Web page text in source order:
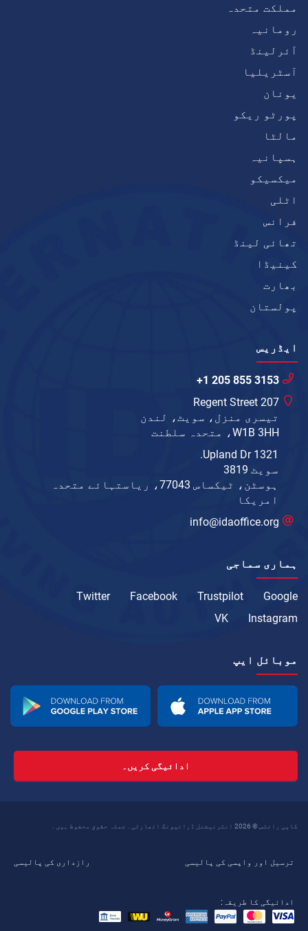
مملکت متحدہ
رومانیہ
آئرلینڈ
آسٹریلیا
یونان
پورٹو ریکو
مالٹا
ہسپانیہ
میکسیکو
اٹلی
فرانس
تھائی لینڈ
کینیڈا
بھارت
پولستان
ایڈریس
+1 205 855 3153
207 Regent Street
تیسری منزل، سویٹ، لندن
W1B 3HH، متحدہ سلطنت
1321 Upland Dr.
سویٹ 3819
ہوسٹن، ٹیکساس 77043، ریاستہائے متحدہ
امریکا
info@idaoffice.org
ہماری سماجی
Google
Trustpilot
Facebook
Twitter
Instagram
VK
موبائل ایپ
ادائیگی کریں۔
کاپی رائٹس © 2026 انٹرنیشنل ڈرائیونگ اتھارٹی۔ جملہ حقوق محفوظ ہیں۔
ترسیل اور واپسی کی پالیسی رازداری کی پالیسی
ادائیگی کا طریقہ: